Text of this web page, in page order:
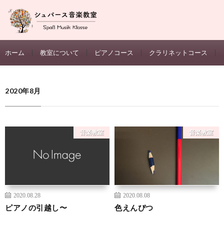
ホーム 教室について ピアノコース クラリネットコース
2020年8月
音楽教室
2020.08.28
ピアノの引越し〜
音楽教室
2020.08.08
色えんぴつ